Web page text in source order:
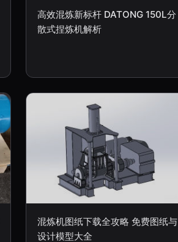
高效混炼新标杆 DATONG 150L分
散式捏炼机解析
混炼机图纸下载全攻略 免费图纸与
设计模型大全